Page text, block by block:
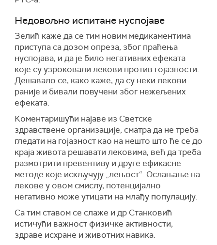
Недовољно испитане нуспојаве
Зелић каже да се тим новим медикаментима
приступа са дозом опреза, због праћења
нуспојава, и да је било негативних ефеката
које су узроковали лекови против гојазности.
Дешавало се, како каже, да су неки лекови
раније и бивали повучени због нежељених
ефеката.
Коментаришући најаве из Светске
здравствене организације, сматра да не треба
гледати на гојазност као на нешто што ће се до
краја живота решавати лековима, већ да треба
размотрити превентиву и друге ефикасне
методе које искључују „лењост“. Ослањање на
лекове у овом смислу, потенцијално
негативно може утицати на млађу популацију.
Са тим ставом се слаже и др Станковић
истичући важност физичке активности,
здраве исхране и животних навика.